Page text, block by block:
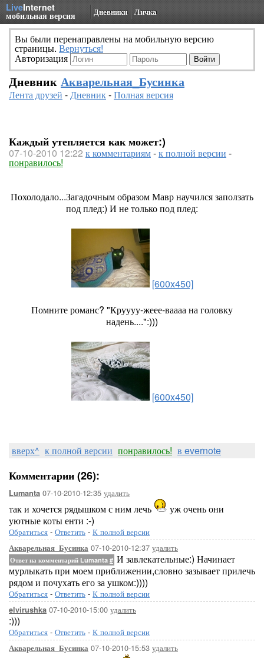
LiveInternet
мобильная версия Дневники Личка
Вы были перенаправлены на мобильную версию
страницы. Вернуться!
Авторизация
Дневник Акварельная_Бусинка
Лента друзей -Дневник-Полная версия
Каждый утепляется как может:)
07-10-2010 12:22 к комментариям-к полной версии -
понравилось!
Похолодало...Загадочным образом Мавр научился заползать
под плед:) И не только под плед:
[600x450]
Помните романс? "Круууу-жеее-ваааа на головку
надень....":)))
[600x450]
вверх^ к полной версии понравилось! в evernote
Комментарии (26):
Lumanta 07-10-2010-12:35 удалить
так и хочется рядышком с ним лечь
уж очень они
уютные коты енти :-)
Обратиться - Ответить - К полной версии
Акварельная_Бусинка 07-10-2010-12:37 удалить
Ответ на комментарий Lumanta # И завлекательные:) Начинает
мурлыкать при моем приближении,словно зазывает прилечь
рядом и почухать его за ушком:))))
Обратиться - Ответить - К полной версии
elvirushka 07-10-2010-15:00 удалить
:)))
Обратиться - Ответить - К полной версии
Акварельная_Бусинка 07-10-2010-15:53 удалить